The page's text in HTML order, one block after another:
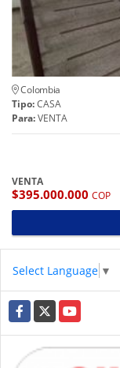
Colombia
Tipo:CASA
Para:VENTA
VENTA
$395.000.000 COP
Select Language ▼
Facebook
X YouTube